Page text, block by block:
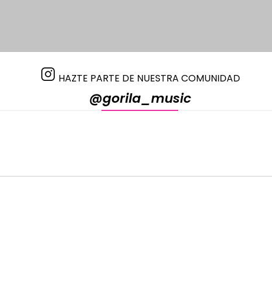
HAZTE PARTE DE NUESTRA COMUNIDAD
@gorila_music